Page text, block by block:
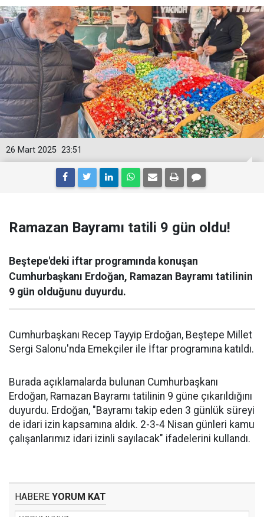
23:51
26 Mart 2025
Ramazan Bayramı tatili 9 gün oldu!
Beştepe'deki iftar programında konuşan
Cumhurbaşkanı Erdoğan, Ramazan Bayramı tatilinin
9 gün olduğunu duyurdu.
Cumhurbaşkanı Recep Tayyip Erdoğan, Beştepe Millet
Sergi Salonu'nda Emekçiler ile İftar programına katıldı.
Burada açıklamalarda bulunan Cumhurbaşkanı
Erdoğan, Ramazan Bayramı tatilinin 9 güne çıkarıldığını
duyurdu. Erdoğan, "Bayramı takip eden 3 günlük süreyi
de idari izin kapsamına aldık. 2-3-4 Nisan günleri kamu
çalışanlarımız idari izinli sayılacak" ifadelerini kullandı.
HABERE YORUM KAT